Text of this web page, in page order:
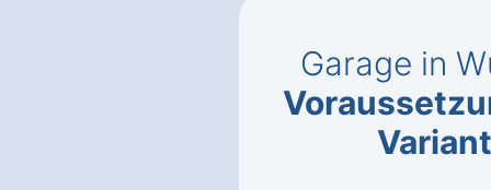
Garage in